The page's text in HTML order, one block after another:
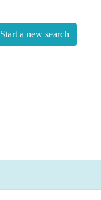
Start a new search